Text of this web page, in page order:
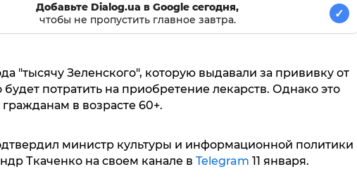
Добавьте Dialog.ua в Google сегодня,
чтобы не пропустить главное завтра.
✓
"тысячу Зеленского", которую выдавали за прививку от
потратить на приобретение лекарств. Однако это
гражданам в возрасте 60+.
министр культуры и информационной политики
Ткаченко на своем канале в Telegram 11 января.